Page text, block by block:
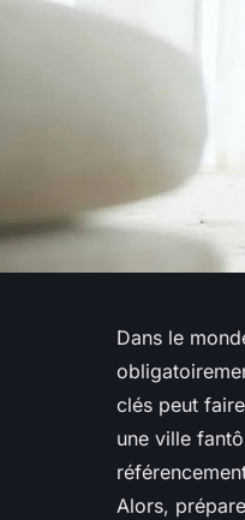
Dans le
clés peut
une ville
Alors,